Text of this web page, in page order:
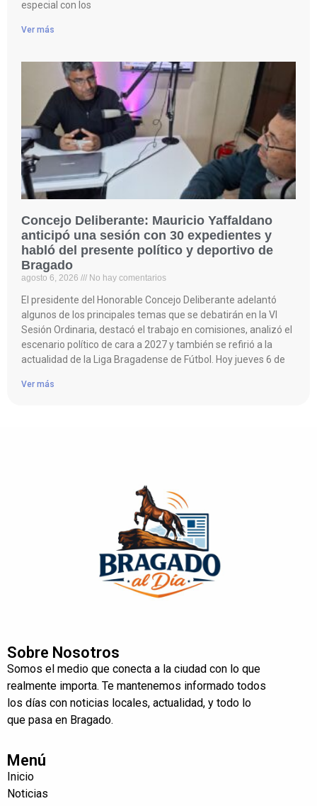
especial con los
Ver más
Concejo Deliberante: Mauricio Yaffaldano
anticipó una sesión con 30 expedientes y
habló del presente político y deportivo de
Bragado
agosto 6, 2026 No hay comentarios
El presidente del Honorable Concejo Deliberante adelantó
algunos de los principales temas que se debatirán en la VI
Sesión Ordinaria, destacó el trabajo en comisiones, analizó el
escenario político de cara a 2027 y también se refirió a la
actualidad de la Liga Bragadense de Fútbol. Hoy jueves 6 de
Ver más
Sobre Nosotros
Somos el medio que conecta a la ciudad con lo que
realmente importa. Te mantenemos informado todos
los días con noticias locales, actualidad, y todo lo
que pasa en Bragado.
Menú
Inicio
Noticias